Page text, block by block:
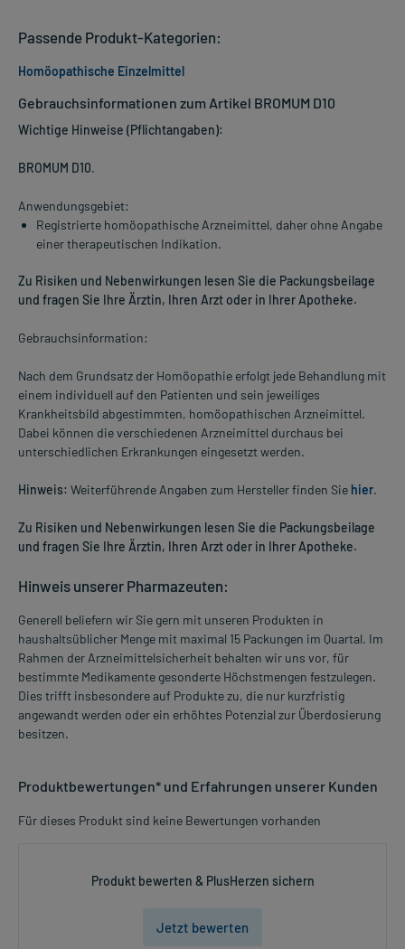
Gebrauchsinformationen zum Artikel BROMUM D10
Wichtige Hinweise (Pflichtangaben):
BROMUM D10.
Anwendungsgebiet:
Registrierte homöopathische Arzneimittel, daher ohne Angabe
einer therapeutischen Indikation.
Zu Risiken und Nebenwirkungen lesen Sie die Packungsbeilage
und fragen Sie Ihre Ärztin, Ihren Arzt oder in Ihrer Apotheke.
Gebrauchsinformation:
Nach dem Grundsatz der Homöopathie erfolgt jede Behandlung mit
einem individuell auf den Patienten und sein jeweiliges
Krankheitsbild abgestimmten, homöopathischen Arzneimittel.
Dabei können die verschiedenen Arzneimittel durchaus bei
unterschiedlichen Erkrankungen eingesetzt werden.
Hinweis: Weiterführende Angaben zum Hersteller finden Sie hier.
Zu Risiken und Nebenwirkungen lesen Sie die Packungsbeilage
und fragen Sie Ihre Ärztin, Ihren Arzt oder in Ihrer Apotheke.
Hinweis unserer Pharmazeuten:
Generell beliefern wir Sie gern mit unseren Produkten in
haushaltsüblicher Menge mit maximal 15 Packungen im Quartal. Im
Rahmen der Arzneimittelsicherheit behalten wir uns vor, für
bestimmte Medikamente gesonderte Höchstmengen festzulegen.
Dies trifft insbesondere auf Produkte zu, die nur kurzfristig
angewandt werden oder ein erhöhtes Potenzial zur Überdosierung
besitzen.
Produktbewertungen* und Erfahrungen unserer Kunden
Für dieses Produkt sind keine Bewertungen vorhanden
Produkt bewerten & PlusHerzen sichern
Jetzt bewerten
Passende Produkt-Kategorien:
Homöopathische Einzelmittel